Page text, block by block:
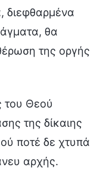
διεφθαρμένα
θα
της οργής
του Θεού
της δίκαιης
ποτέ δε χτυπά
αρχής.